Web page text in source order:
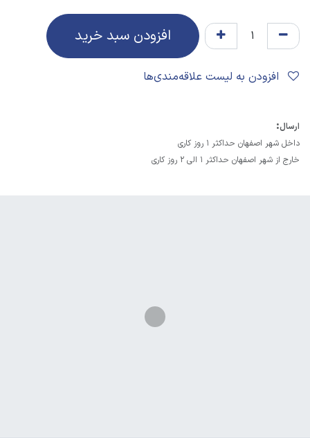
افزودن سبد خرید
ارسال:
داخل شهر اصفهان حداکثر 1 روز کاری
خارج از شهر اصفهان حداکثر 1 الی 2 روز کاری